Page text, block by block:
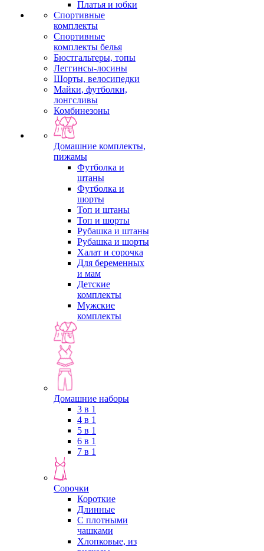
Платья и юбки
Спортивные
комплекты
Спортивные
комплекты белья
Бюстгальтеры, топы
Леггинсы-лосины
Шорты, велосипедки
Майки, футболки,
лонгсливы
Комбинезоны
Домашние комплекты,
пижамы
Футболка и
штаны
Футболка и
шорты
Топ и штаны
Топ и шорты
Рубашка и штаны
Рубашка и шорты
Халат и сорочка
Для беременных
и мам
Детские
комплекты
Мужские
комплекты
Домашние наборы
3 в 1
4 в 1
5 в 1
6 в 1
7 в 1
Сорочки
Короткие
Длинные
С плотными
чашками
Хлопковые, из